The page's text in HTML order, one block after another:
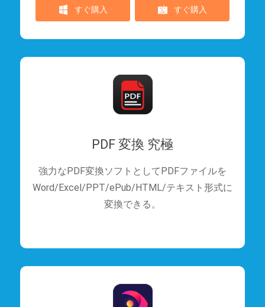
すぐ購入 すぐ購入
PDF 変換 究極
強力なPDF変換ソフトとしてPDFファイルを
Word/Excel/PPT/ePub/HTML/テキスト形式に
変換できる。